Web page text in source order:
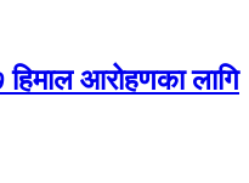
आरोहणका लागि